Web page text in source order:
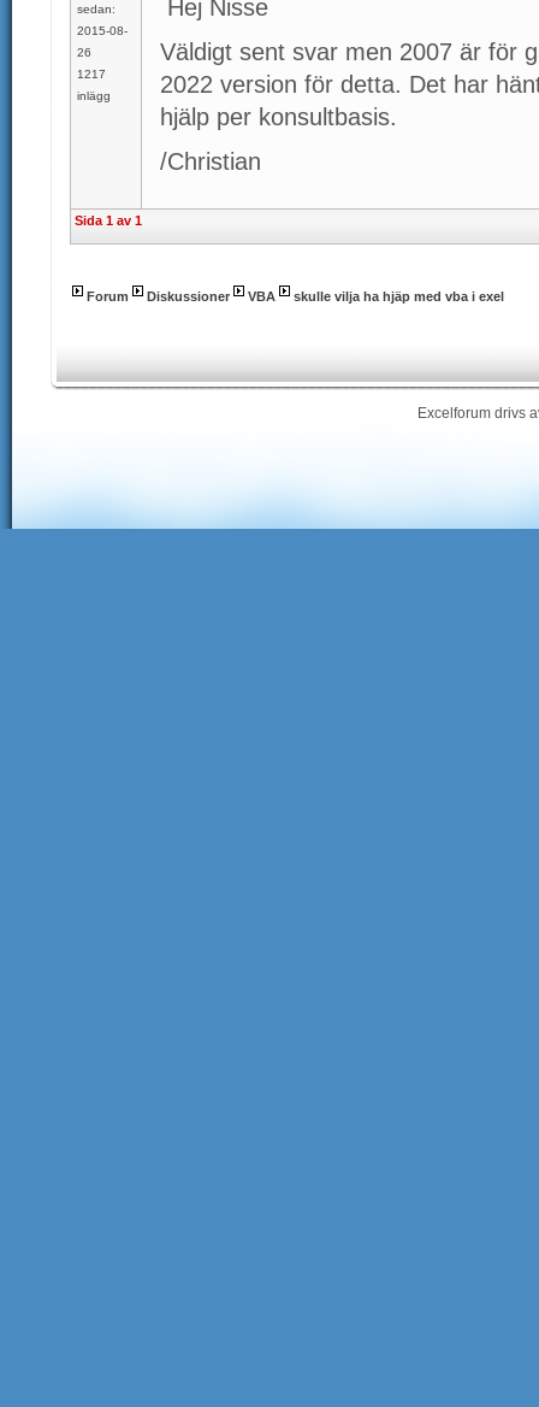
sedan:
2015-08-
26
1217
inlägg
Hej Nisse
Väldigt sent svar men 2007 är för
2022 version för detta. Det har
hjälp per konsultbasis.
/Christian
Sida 1 av 1
Forum Diskussioner VBA skulle vilja ha hjäp med vba i exel
Excelforum drivs